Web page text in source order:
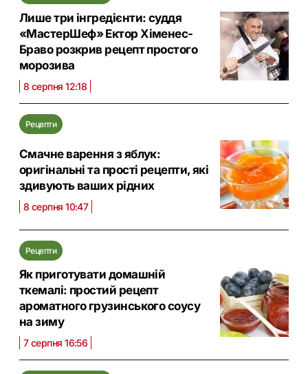
Лише три інгредієнти: суддя
«МастерШеф» Ектор Хіменес-
Браво розкрив рецепт простого
морозива
8 серпня 12:18
Рецепти
Смачне варення з яблук:
оригінальні та прості рецепти, які
здивують ваших рідних
8 серпня 10:47
Рецепти
Як приготувати домашній
ткемалі: простий рецепт
ароматного грузинського соусу
на зиму
7 серпня 16:56